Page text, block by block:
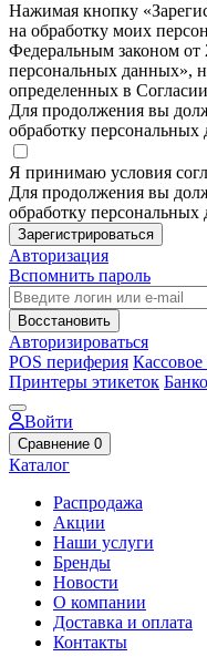
Нажимая кнопку
на обработку моих
Федеральным законом
персональных данных»,
определенных в
Для продолжения вы
обработку персональных
Я принимаю условия
Для продолжения вы
обработку персональных
Зарегистрироваться
Авторизация
Вспомнить пароль
Восстановить
Авторизироваться
POS периферия
Принтеры этикеток
Войти
Сравнение 0
Каталог
Распродажа
Акции
Наши услуги
Бренды
Новости
О компании
Доставка и оплата
Контакты